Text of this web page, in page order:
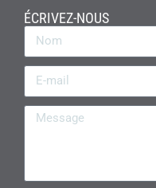
ÉCRIVEZ-NOUS